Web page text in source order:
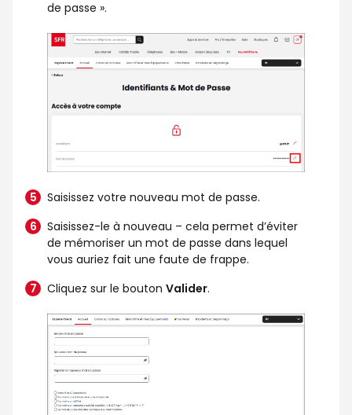
de passe ».
Saisissez votre nouveau mot de passe.
Saisissez-le à nouveau – cela permet d’éviter
de mémoriser un mot de passe dans lequel
vous auriez fait une faute de frappe.
Cliquez sur le bouton Valider.